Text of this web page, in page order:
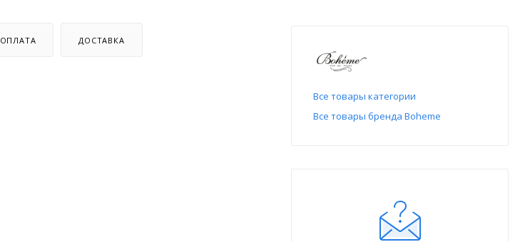
ОПЛАТА ДОСТАВКА
Все товары категории
Все товары бренда Boheme